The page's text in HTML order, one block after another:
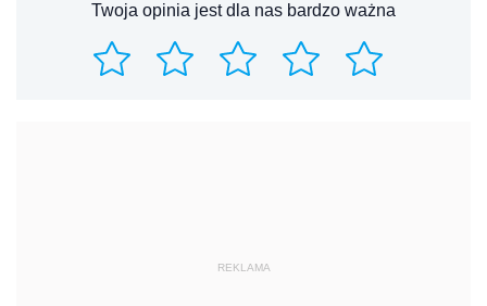
Twoja opinia jest dla nas bardzo ważna
REKLAMA